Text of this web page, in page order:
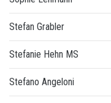
Stefan Grabler
Stefanie Hehn MS
Stefano Angeloni